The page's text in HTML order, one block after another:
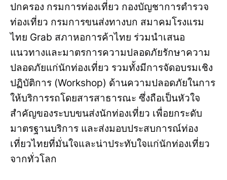
ปกครอง กรมการท่องเที่ยว กองบัญชาการตำรวจ
ท่องเที่ยว กรมการขนส่งทางบก สมาคมโรงแรม
ไทย Grab สภาหอการค้าไทย ร่วมนำเสนอ
แนวทางและมาตรการความปลอดภัยรักษาความ
ปลอดภัยแก่นักท่องเที่ยว รวมทั้งมีการจัดอบรมเชิง
ปฏิบัติการ (Workshop) ด้านความปลอดภัยในการ
ให้บริการรถโดยสารสาธารณะ ซึ่งถือเป็นหัวใจ
สำคัญของระบบขนส่งนักท่องเที่ยว เพื่อยกระดับ
มาตรฐานบริการ และส่งมอบประสบการณ์ท่อง
เที่ยวไทยที่มั่นใจและน่าประทับใจแก่นักท่องเที่ยว
จากทั่วโลก